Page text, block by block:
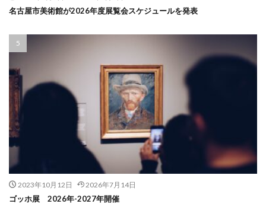
名古屋市美術館が2026年度展覧会スケジュールを発表
2023年10月12日 2026年7月14日
ゴッホ展 2026年-2027年開催